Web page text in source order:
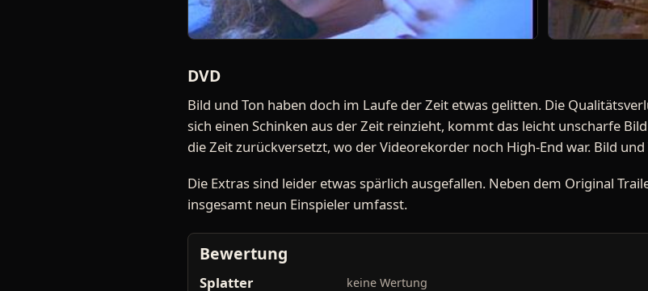
DVD
Bild und Ton haben doch im Laufe der Zeit etwas gelitten. Die
sich einen Schinken aus der Zeit reinzieht, kommt das leicht unscharfe
die Zeit zurückversetzt, wo der Videorekorder noch High-End war. Bild und
Die Extras sind leider etwas spärlich ausgefallen. Neben dem Original
insgesamt neun Einspieler umfasst.
Bewertung
Splatter keine Wertung